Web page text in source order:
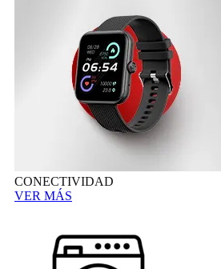
CONECTIVIDAD
VER MÁS